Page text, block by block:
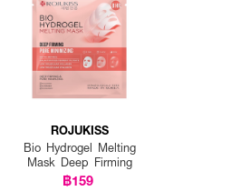
ROJUKISS
Bio Hydrogel Melting
Mask Deep Firming
฿159